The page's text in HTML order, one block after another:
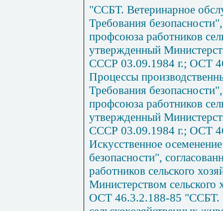
"ССБТ. Ветеринарное
Требования
профсоюза работников
утвержденный
СССР 03.09.1984 г.; ОСТ
Процессы
Требования
профсоюза работников
утвержденный
СССР 03.09.1984 г.; ОСТ
Искусственное
безопасности",
работников сельского
Министерством
ОСТ 46.3.2.188-85 "ССБТ.